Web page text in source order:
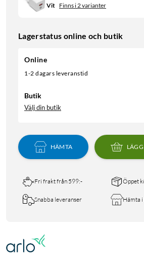
Vit Finns i 2 varianter
Lagerstatus online och butik
Online
1-2 dagars leveranstid
Butik
Välj din butik
HÄMTA
Fri frakt från 599:- Öppet
Snabba leveranser Hämta